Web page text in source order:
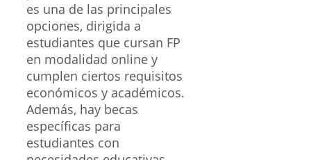
es una de las principales
opciones, dirigida a
estudiantes que cursan FP
en modalidad online y
cumplen ciertos requisitos
económicos y académicos.
Además, hay becas
específicas para
estudiantes con